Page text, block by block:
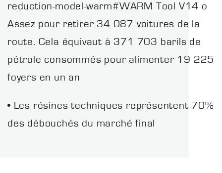
reduction-model-warm#WARM Tool V14 o
Assez pour retirer 34 087 voitures de la
route. Cela équivaut à 371 703 barils de
pétrole consommés pour alimenter 19 225
foyers en un an
• Les résines techniques représentent 70%
des débouchés du marché final